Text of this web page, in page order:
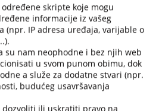
14.01.2002. godine, a Poslijediplomski
i obiteljsko pravne znanosti na
godine. Doktorant Pravnog
Ima položen stručni ispit za rad u
te notarski ispit.
u općini Bužim kao Pripravnik,
pravne poslove, te Stručni savjetnik za
skripte koje mogu
informacije iz vašeg
(npr. IP adresa uređaja, varijable o
su nam neophodne i bez njih web
u svom punom obimu, dok
a služe za dodatne stvari (npr.
budućeg usavršavanja
dozvoliti ili uskratiti pravo na